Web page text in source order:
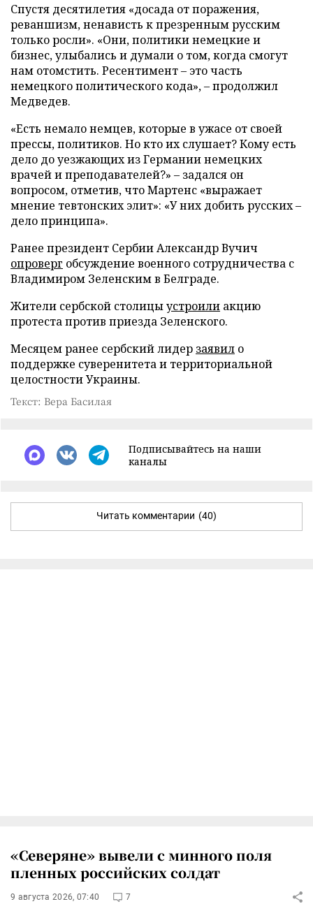
Спустя десятилетия «досада от поражения,
реваншизм, ненависть к презренным русским
только росли». «Они, политики немецкие и
бизнес, улыбались и думали о том, когда смогут
нам отомстить. Ресентимент – это часть
немецкого политического кода», – продолжил
Медведев.
«Есть немало немцев, которые в ужасе от своей
прессы, политиков. Но кто их слушает? Кому есть
дело до уезжающих из Германии немецких
врачей и преподавателей?» – задался он
вопросом, отметив, что Мартенс «выражает
мнение тевтонских элит»: «У них добить русских –
дело принципа».
Ранее президент Сербии Александр Вучич
опроверг обсуждение военного сотрудничества с
Владимиром Зеленским в Белграде.
Жители сербской столицыустроили акцию
протеста против приезда Зеленского.
Месяцем ранее сербский лидер заявил о
поддержке суверенитета и территориальной
целостности Украины.
Текст: Вера Басилая
Подписывайтесь на наши
каналы
Читать комментарии (40)
«Северяне» вывели с минного поля
пленных российских солдат
9 августа 2026, 07:40 7